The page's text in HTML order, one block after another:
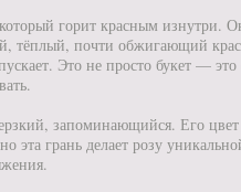
который горит красным изнутри.
тёплый, почти обжигающий
Это не просто букет —
запоминающийся. Его
грань делает розу